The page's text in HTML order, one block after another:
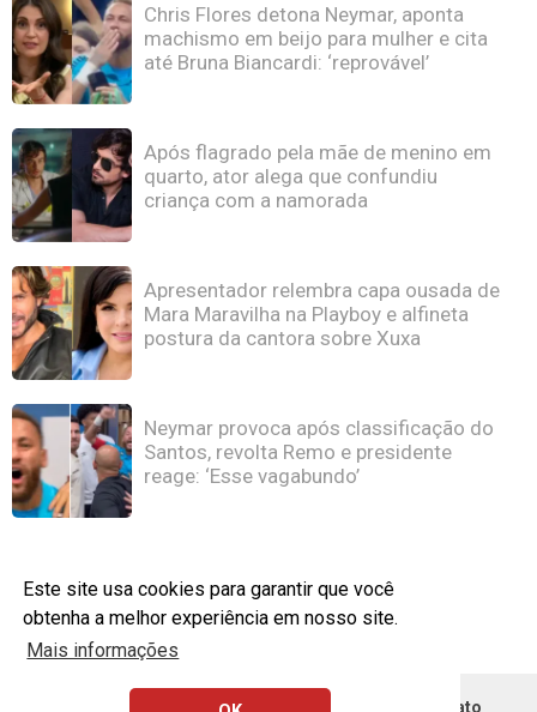
Este site usa cookies para garantir que você
obtenha a melhor experiência em nosso site.
Mais informações
Chris Flores detona Neymar, aponta
machismo em beijo para mulher e cita
até Bruna Biancardi: ‘reprovável’
Após flagrado pela mãe de menino em
quarto, ator alega que confundiu
criança com a namorada
Apresentador relembra capa ousada de
Mara Maravilha na Playboy e alfineta
postura da cantora sobre Xuxa
Neymar provoca após classificação do
Santos, revolta Remo e presidente
reage: ‘Esse vagabundo’
Política de Privacidade Remoção DMCA - Contato